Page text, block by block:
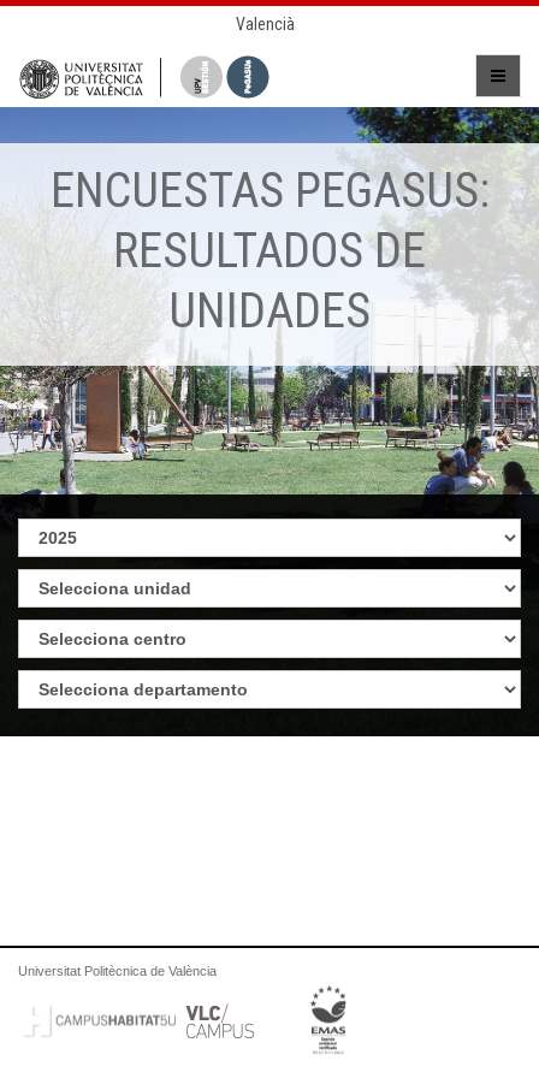
Valencià
ENCUESTAS PEGASUS:
RESULTADOS DE
UNIDADES
Universitat Politècnica de València